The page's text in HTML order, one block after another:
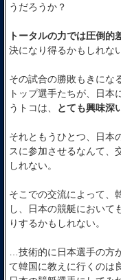
うだろうか？
トータルの力では圧倒的
決になり得るかもしれな
その試合の勝敗もきにな
トップ選手たちが、日
うトコは、
とても興味深
それともうひとつ、日本
スに参加させるなんて、
しれない。
そこでの交流によって、
し、日本の競艇において
りするかもしれない。
…技術的に日本選手の方
て韓国に教えに行くのは